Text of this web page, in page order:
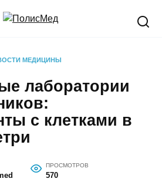
МЕДИЦИНЫ
лаборатории
с клетками в
ПРОСМОТРОВ
570